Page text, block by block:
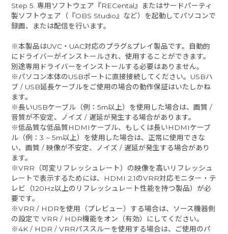
Step 5. 専用ソフトウェア『RECental』またはサードパーティ
製ソフトウェア（『OBS Studio』など）を起動してパソコンで
録画、または配信を行います。
※本製品はUVC・UAC対応のプラグ&プレイ製品です。自動的
にドライバーがインストールされ、使用することができます。
別途専用ドライバーをインストールする必要はありません。
※パソコン本体のUSBポートに直接接続してください。USBハ
ブ / USB延長ケーブルをご使用の場合の動作保証はいたしかね
ます。
※長いUSBケーブル（例：5m以上）を使用した場合は、画質 /
音質が不安定、ノイズ / 遅延が発生する場合があります。
※低品質な低品質HDMIケーブル、もしくは長いHDMIケーブ
ル（例：3 ~ 5m以上）を使用した場合は、正常に使用できな
い、画質 / 映像が不安定、ノイズ / 遅延が発生する場合があり
ます。
※VRR（可変リフレッシュレート）の映像を高いリフレッシュ
レートで表示するためには、HDMI 2.1のVRR対応モニター・テ
レビ（120Hz以上のリフレッシュレート性能を持つ製品）が必
要です。
※VRR / HDRを使用（プレビュー）する場合は、ソース機器側
の設定で VRR / HDR機能をオン（有効）にしてください。
※4K / HDR / VRRパススルーを使用する場合は、ご使用のパ